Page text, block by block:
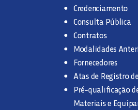
Credenciamento
Consulta Pública
Contratos
Modalidades
Fornecedores
Atas de Registro
Pré-qualificação
Materiais e